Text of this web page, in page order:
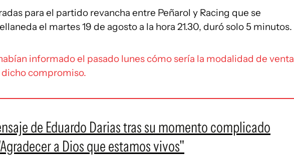
para el partido revancha entre Peñarol y Racing que se
el martes 19 de agosto a la hora 21.30, duró solo 5 minutos.
informado el pasado lunes cómo sería la modalidad de venta
compromiso.
de Eduardo Darias tras su momento complicado
a Dios que estamos vivos"